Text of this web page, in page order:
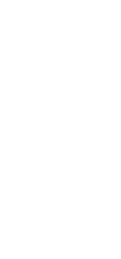
varietà
conservazione
alta qualità, la
vengono
in funzione
varietà vengono
alle